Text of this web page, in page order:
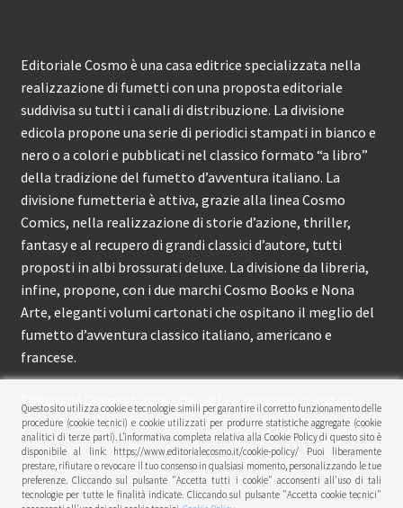
Editoriale Cosmo è una casa editrice specializzata nella
realizzazione di fumetti con una proposta editoriale
suddivisa su tutti i canali di distribuzione. La divisione
edicola propone una serie di periodici stampati in bianco e
nero o a colori e pubblicati nel classico formato “a libro”
della tradizione del fumetto d’avventura italiano. La
divisione fumetteria è attiva, grazie alla linea Cosmo
Comics, nella realizzazione di storie d’azione, thriller,
fantasy e al recupero di grandi classici d’autore, tutti
proposti in albi brossurati deluxe. La divisione da libreria,
infine, propone, con i due marchi Cosmo Books e Nona
Arte, eleganti volumi cartonati che ospitano il meglio del
fumetto d’avventura classico italiano, americano e
francese.
Editoriale Cosmo è attiva dal 2012 e propone ai lettori
circa 150 pubblicazioni l’anno.
© Editoriale Cosmo 2026
Privacy Policy
Questo sito utilizza cookie e tecnologie simili per garantire il corretto funzionamento delle
procedure (cookie tecnici) e cookie utilizzati per produrre statistiche aggregate (cookie
analitici di terze parti). L’informativa completa relativa alla Cookie Policy di questo sito è
disponibile al link: https://www.editorialecosmo.it/cookie-policy/ Puoi liberamente
prestare, rifiutare o revocare il tuo consenso in qualsiasi momento, personalizzando le tue
preferenze. Cliccando sul pulsante "Accetta tutti i cookie" acconsenti all'uso di tali
tecnologie per tutte le finalità indicate. Cliccando sul pulsante "Accetta cookie tecnici"